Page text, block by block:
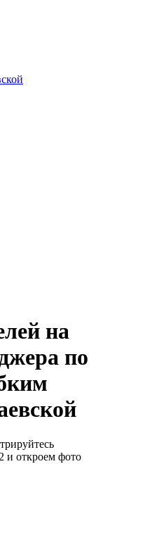
на
по
и откроем фото